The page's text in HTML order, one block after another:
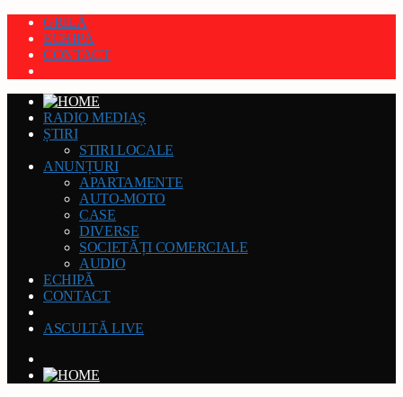
GRILĂ
ECHIPĂ
CONTACT
RADIO MEDIAȘ
ȘTIRI
STIRI LOCALE
ANUNȚURI
APARTAMENTE
AUTO-MOTO
CASE
DIVERSE
SOCIETĂȚI COMERCIALE
AUDIO
ECHIPĂ
CONTACT
ASCULTĂ LIVE